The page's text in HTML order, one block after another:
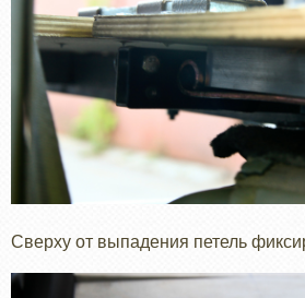
Сверху от выпадения петель